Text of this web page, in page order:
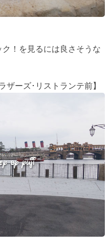
！を見るには良さそうな
ザーズ･リストランテ前】